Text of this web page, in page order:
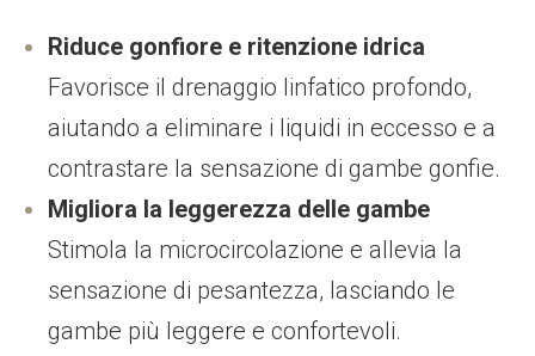
Riduce gonfiore e ritenzione idrica
Favorisce il drenaggio linfatico profondo,
aiutando a eliminare i liquidi in eccesso e a
contrastare la sensazione di gambe gonfie.
Migliora la leggerezza delle gambe
Stimola la microcircolazione e allevia la
sensazione di pesantezza, lasciando le
gambe più leggere e confortevoli.